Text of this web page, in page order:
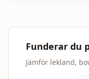
Funderar du
Jämför lekland,